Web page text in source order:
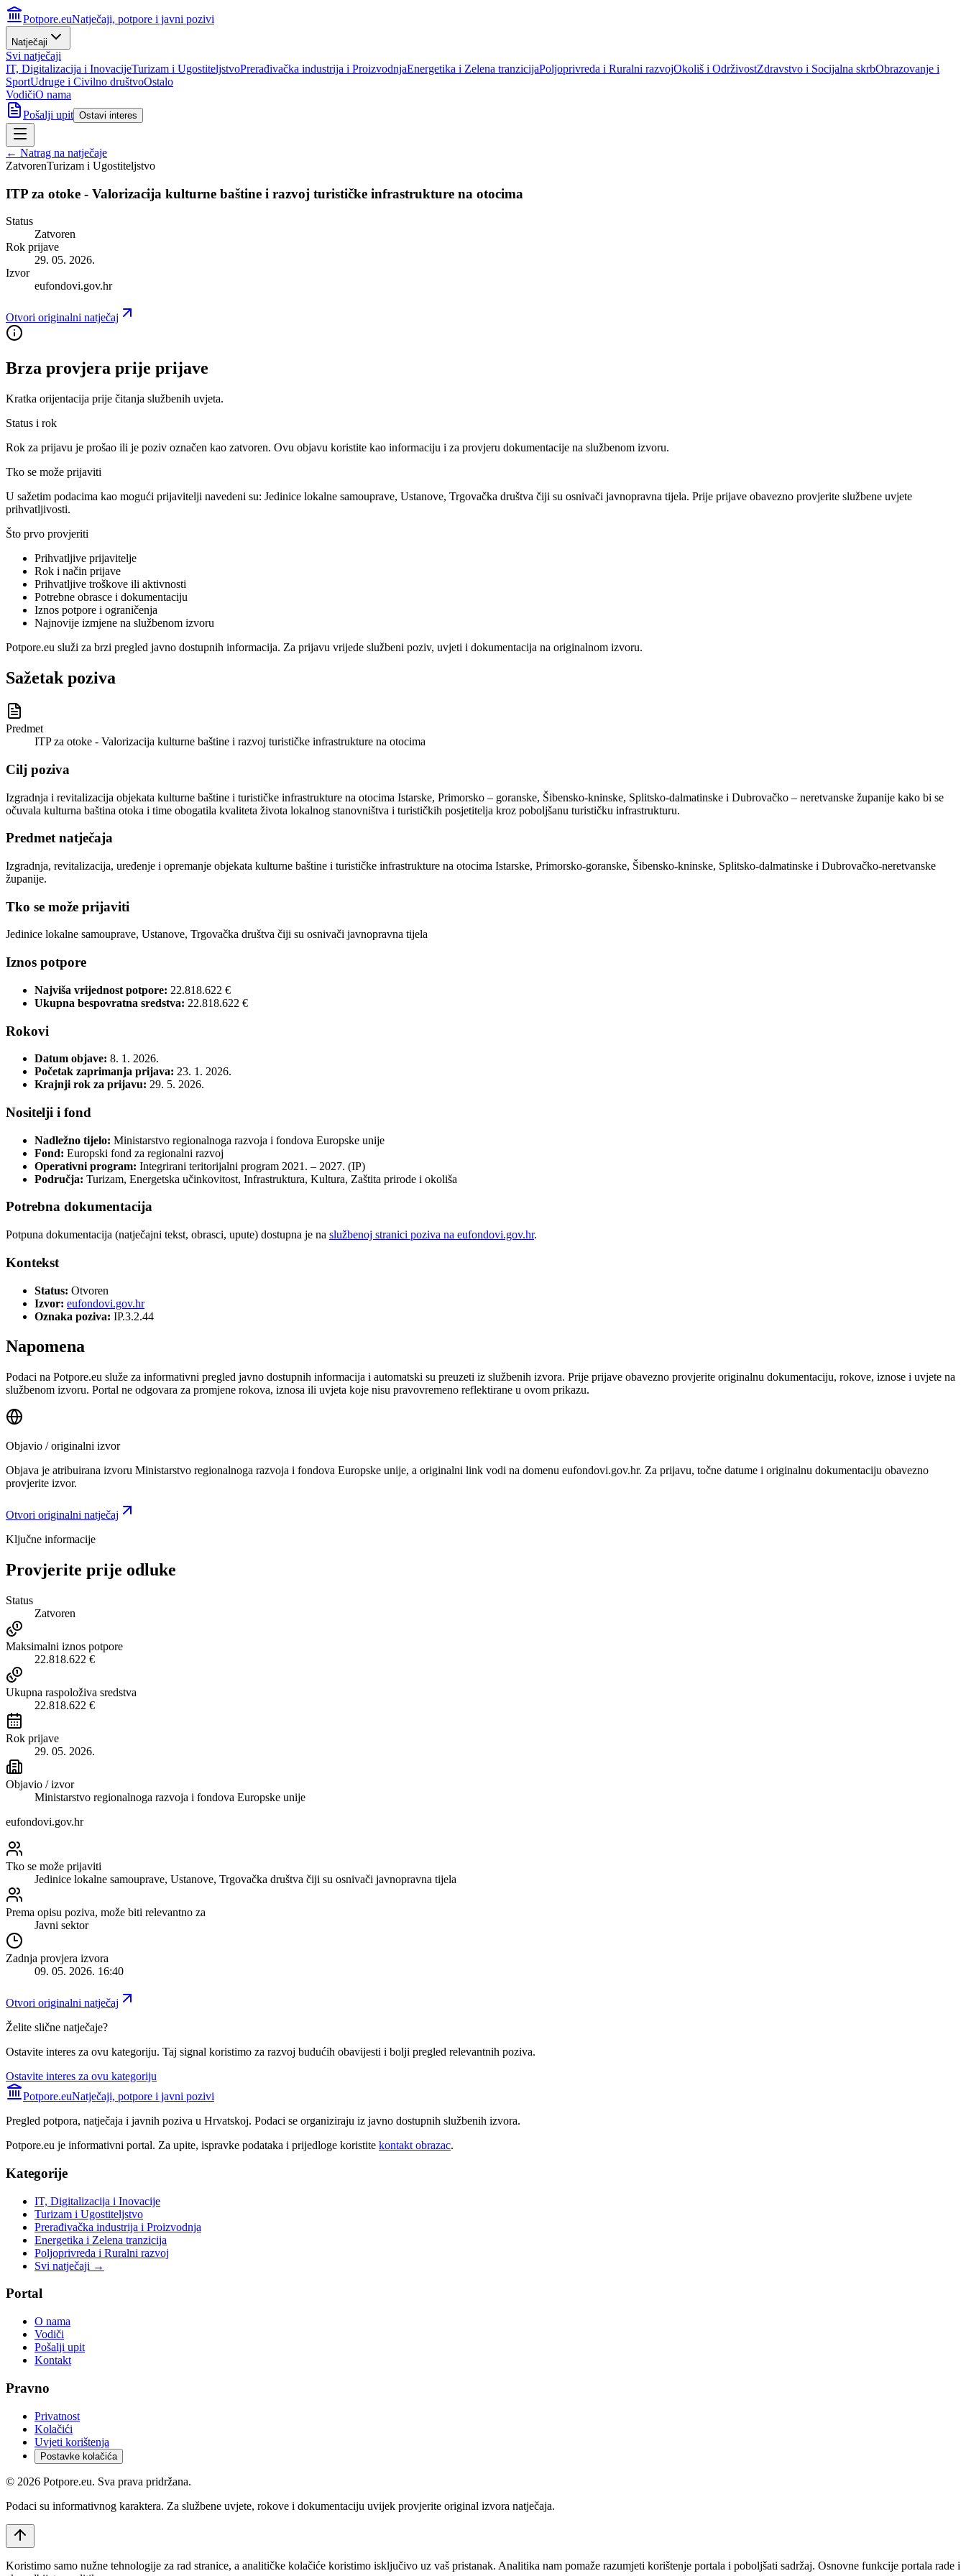
Potpore.euNatječaji, potpore i javni pozivi
Natječaji
Svi natječaji
IT, Digitalizacija i InovacijeTurizam i UgostiteljstvoPrerađivačka industrija i ProizvodnjaEnergetika i Zelena tranzicijaPoljoprivreda i Ruralni razvojOkoliš i OdrživostZdravstvo i Socijalna skrbObrazovanje i
SportUdruge i Civilno društvoOstalo
VodičiO nama
Pošalji upit Ostavi interes
← Natrag na natječaje
ZatvorenTurizam i Ugostiteljstvo
ITP za otoke - Valorizacija kulturne baštine i razvoj turističke infrastrukture na otocima
Status
Zatvoren
Rok prijave
29. 05. 2026.
Izvor
eufondovi.gov.hr
Otvori originalni natječaj
Brza provjera prije prijave
Kratka orijentacija prije čitanja službenih uvjeta.
Status i rok
Rok za prijavu je prošao ili je poziv označen kao zatvoren. Ovu objavu koristite kao informaciju i za provjeru dokumentacije na službenom izvoru.
Tko se može prijaviti
U sažetim podacima kao mogući prijavitelji navedeni su: Jedinice lokalne samouprave, Ustanove, Trgovačka društva čiji su osnivači javnopravna tijela. Prije prijave obavezno provjerite službene uvjete
prihvatljivosti.
Što prvo provjeriti
Prihvatljive prijavitelje
Rok i način prijave
Prihvatljive troškove ili aktivnosti
Potrebne obrasce i dokumentaciju
Iznos potpore i ograničenja
Najnovije izmjene na službenom izvoru
Potpore.eu služi za brzi pregled javno dostupnih informacija. Za prijavu vrijede službeni poziv, uvjeti i dokumentacija na originalnom izvoru.
Sažetak poziva
Predmet
ITP za otoke - Valorizacija kulturne baštine i razvoj turističke infrastrukture na otocima
Cilj poziva
Izgradnja i revitalizacija objekata kulturne baštine i turističke infrastrukture na otocima Istarske, Primorsko – goranske, Šibensko-kninske, Splitsko-dalmatinske i Dubrovačko – neretvanske županije kako bi se
očuvala kulturna baština otoka i time obogatila kvaliteta života lokalnog stanovništva i turističkih posjetitelja kroz poboljšanu turističku infrastrukturu.
Predmet natječaja
Izgradnja, revitalizacija, uređenje i opremanje objekata kulturne baštine i turističke infrastrukture na otocima Istarske, Primorsko-goranske, Šibensko-kninske, Splitsko-dalmatinske i Dubrovačko-neretvanske
županije.
Tko se može prijaviti
Jedinice lokalne samouprave, Ustanove, Trgovačka društva čiji su osnivači javnopravna tijela
Iznos potpore
Najviša vrijednost potpore: 22.818.622 €
Ukupna bespovratna sredstva: 22.818.622 €
Rokovi
Datum objave: 8. 1. 2026.
Početak zaprimanja prijava: 23. 1. 2026.
Krajnji rok za prijavu: 29. 5. 2026.
Nositelji i fond
Nadležno tijelo: Ministarstvo regionalnoga razvoja i fondova Europske unije
Fond: Europski fond za regionalni razvoj
Operativni program: Integrirani teritorijalni program 2021. – 2027. (IP)
Područja: Turizam, Energetska učinkovitost, Infrastruktura, Kultura, Zaštita prirode i okoliša
Potrebna dokumentacija
Potpuna dokumentacija (natječajni tekst, obrasci, upute) dostupna je na službenoj stranici poziva na eufondovi.gov.hr.
Kontekst
Status: Otvoren
Izvor: eufondovi.gov.hr
Oznaka poziva: IP.3.2.44
Napomena
Podaci na Potpore.eu služe za informativni pregled javno dostupnih informacija i automatski su preuzeti iz službenih izvora. Prije prijave obavezno provjerite originalnu dokumentaciju, rokove, iznose i uvjete na
službenom izvoru. Portal ne odgovara za promjene rokova, iznosa ili uvjeta koje nisu pravovremeno reflektirane u ovom prikazu.
Objavio / originalni izvor
Objava je atribuirana izvoru Ministarstvo regionalnoga razvoja i fondova Europske unije, a originalni link vodi na domenu eufondovi.gov.hr. Za prijavu, točne datume i originalnu dokumentaciju obavezno
provjerite izvor.
Otvori originalni natječaj
Ključne informacije
Provjerite prije odluke
Status
Zatvoren
Maksimalni iznos potpore
22.818.622 €
Ukupna raspoloživa sredstva
22.818.622 €
Rok prijave
29. 05. 2026.
Objavio / izvor
Ministarstvo regionalnoga razvoja i fondova Europske unije
eufondovi.gov.hr
Tko se može prijaviti
Jedinice lokalne samouprave, Ustanove, Trgovačka društva čiji su osnivači javnopravna tijela
Prema opisu poziva, može biti relevantno za
Javni sektor
Zadnja provjera izvora
09. 05. 2026. 16:40
Otvori originalni natječaj
Želite slične natječaje?
Ostavite interes za ovu kategoriju. Taj signal koristimo za razvoj budućih obavijesti i bolji pregled relevantnih poziva.
Ostavite interes za ovu kategoriju
Potpore.euNatječaji, potpore i javni pozivi
Pregled potpora, natječaja i javnih poziva u Hrvatskoj. Podaci se organiziraju iz javno dostupnih službenih izvora.
Potpore.eu je informativni portal. Za upite, ispravke podataka i prijedloge koristite kontakt obrazac.
Kategorije
IT, Digitalizacija i Inovacije
Turizam i Ugostiteljstvo
Prerađivačka industrija i Proizvodnja
Energetika i Zelena tranzicija
Poljoprivreda i Ruralni razvoj
Svi natječaji →
Portal
O nama
Vodiči
Pošalji upit
Kontakt
Pravno
Privatnost
Kolačići
Uvjeti korištenja
Postavke kolačića
© 2026 Potpore.eu. Sva prava pridržana.
Podaci su informativnog karaktera. Za službene uvjete, rokove i dokumentaciju uvijek provjerite original izvora natječaja.
Koristimo samo nužne tehnologije za rad stranice, a analitičke kolačiće koristimo isključivo uz vaš pristanak. Analitika nam pomaže razumjeti korištenje portala i poboljšati sadržaj. Osnovne funkcije portala rade i